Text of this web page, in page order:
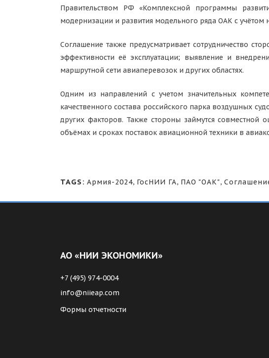
Правительством РФ «Комплексной программы
модернизации и развития модельного ряда ОАК с
Соглашение также предусматривает сотрудничество
эффективности её эксплуатации; выявление и
маршрутной сети авиаперевозок и других областях.
Одним из направлений с учетом значительных
качественного состава российского парка воздушных
других факторов. Также стороны займутся совместной
объёмах и сроках поставок авиационной техники в
TAGS: Армия-2024, ГосНИИ ГА, ПАО "ОАК",
АО «НИИ ЭКОНОМИКИ»
+7 (495) 974-0004
info@niieap.com
Формы отчетности